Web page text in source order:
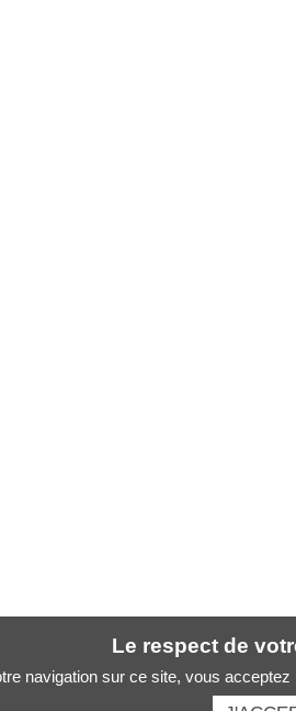
Le respect de
navigation sur ce site, vous